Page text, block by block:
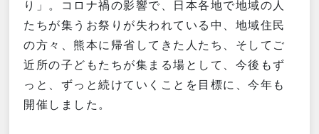
り」。コロナ禍の影響で、日本各地で地域の人
たちが集うお祭りが失われている中、地域住民
の方々、熊本に帰省してきた人たち、そしてご
近所の子どもたちが集まる場として、今後もず
っと、ずっと続けていくことを目標に、今年も
開催しました。